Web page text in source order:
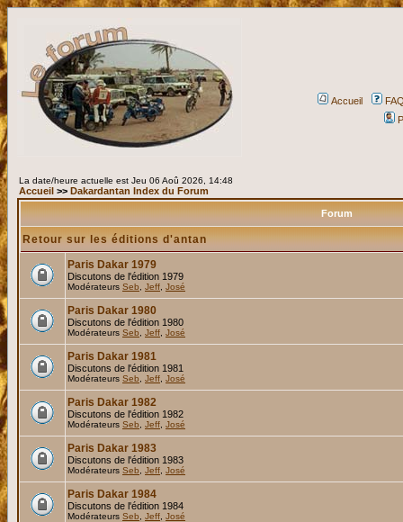
Accueil
La date/heure actuelle est Jeu 06 Aoû 2026, 14:48
Accueil >> Dakardantan Index du Forum
Forum
Retour sur les éditions d'antan
Paris Dakar 1979
Discutons de l'édition 1979
Modérateurs Seb Jeff José
Paris Dakar 1980
Discutons de l'édition 1980
Modérateurs Seb Jeff José
Paris Dakar 1981
Discutons de l'édition 1981
Modérateurs Seb Jeff José
Paris Dakar 1982
Discutons de l'édition 1982
Modérateurs Seb Jeff José
Paris Dakar 1983
Discutons de l'édition 1983
Modérateurs Seb Jeff José
Paris Dakar 1984
Discutons de l'édition 1984
Modérateurs Seb Jeff José